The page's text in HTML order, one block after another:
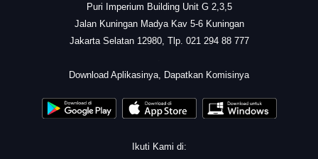
Puri Imperium Building Unit G 2,3,5
Jalan Kuningan Madya Kav 5-6 Kuningan
Jakarta Selatan 12980, Tlp. 021 294 88 777
Download Aplikasinya, Dapatkan Komisinya
Ikuti Kami di: